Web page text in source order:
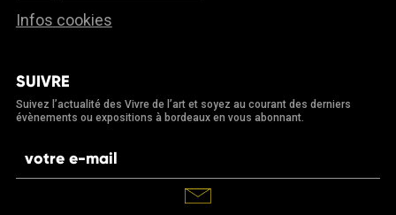
Infos cookies
SUIVRE
Suivez l’actualité des Vivre de l’art et soyez au courant des derniers
évènements ou expositions à bordeaux en vous abonnant.